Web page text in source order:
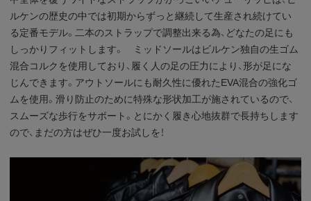
ルケンの歴史の中では初期からずっと継続して生産され続けてい
る定番モデル。二本のストラップで調整出来る為、どなたの足にも
しっかりフィットします。 ミッドソールはビルケン独自の生ゴム
混合コルクを使用しており、履く人の足の圧力により、形が足にな
じんできます。アウトソールにも耐久性に優れたEVA混合の強化ゴ
ムを使用。滑り防止のために特殊な形状加工が施されているので、
スムーズな歩行をサポート。とにかく履き心地抜群で長持ちします
ので、まだの方はぜひ一度お試しを！